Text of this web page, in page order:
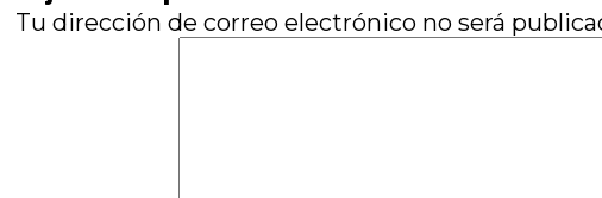
Tu dirección de correo electrónico no será